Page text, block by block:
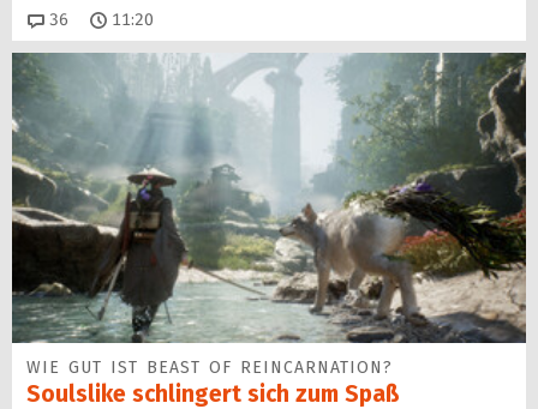
36 Kommentare
11:20
WIE GUT IST BEAST OF REINCARNATION?
Soulslike schlingert sich zum Spaß